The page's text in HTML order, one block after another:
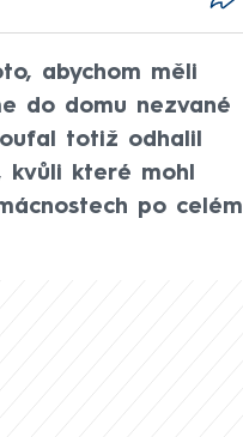
abychom měli
do domu nezvané
totiž odhalil
kvůli které mohl
po celém